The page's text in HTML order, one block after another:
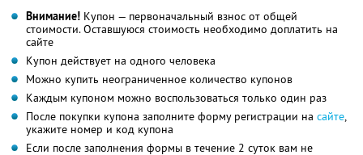
Внимание! Купон — первоначальный взнос от общей
стоимости. Оставшуюся стоимость необходимо доплатить на
сайте
Купон действует на одного человека
Можно купить неограниченное количество купонов
Каждым купоном можно воспользоваться только один раз
После покупки купона заполните форму регистрации на сайте,
укажите номер и код купона
Если после заполнения формы в течение 2 суток вам не